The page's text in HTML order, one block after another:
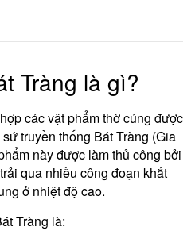
Tràng là gì?
các vật phẩm thờ cúng được
truyền thống Bát Tràng (Gia
này được làm thủ công bởi
qua nhiều công đoạn khắt
ở nhiệt độ cao.
Tràng là: